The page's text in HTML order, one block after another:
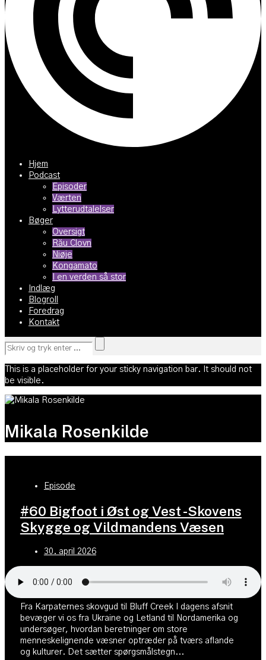
Hjem
Podcast
Episoder
Værten
Lytterudtalelser
Bøger
Oversigt
Rău Clovn
Niøje
Kongamato
I en verden så stor
Indlæg
Blogroll
Foredrag
Kontakt
This is a placeholder for your sticky navigation bar. It should not
be visible.
Mikala Rosenkilde
Episode
#60 Bigfoot i Øst og Vest -Skovens
Skygge og Vildmandens Væsen
30. april 2026
Fra Karpaternes skovgud til Bluff Creek I dagens afsnit
bevæger vi os fra Ukraine og Letland til Nordamerika og
undersøger, hvordan beretninger om store
menneskelignende væsner optræder på tværs aflande
og kulturer. Det sætter spørgsmålstegn...